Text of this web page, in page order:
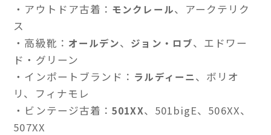
・アウトドア古着： モンクレール、アークテリク
ス
・高級靴： オールデン、 ジョン・ロブ、エドワー
ド・グリーン
・インポートブランド： ラルディーニ、ボリオ
リ、フィナモレ
・ビンテージ古着：501XX、501bigE、506XX、
507XX